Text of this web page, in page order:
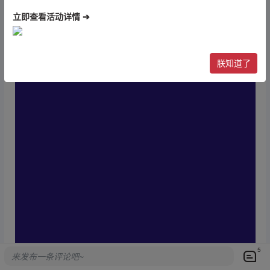
立即查看活动详情 ➔
朕知道了
来发布一条评论吧~
5